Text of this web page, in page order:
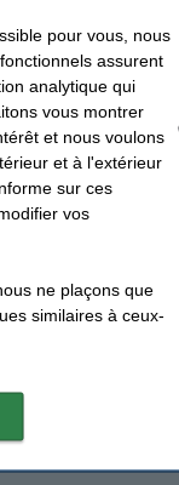
pour vous, nous
assurent
analytique qui
vous montrer
et nous voulons
et à l'extérieur
sur ces
vos
ne plaçons que
similaires à ceux-